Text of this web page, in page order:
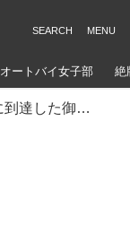
オートバイ女子部 絶
遂に100箇所目に到達した御刻印 「御刻印祭」は5月24日に青森県の高山稲荷神社で開催